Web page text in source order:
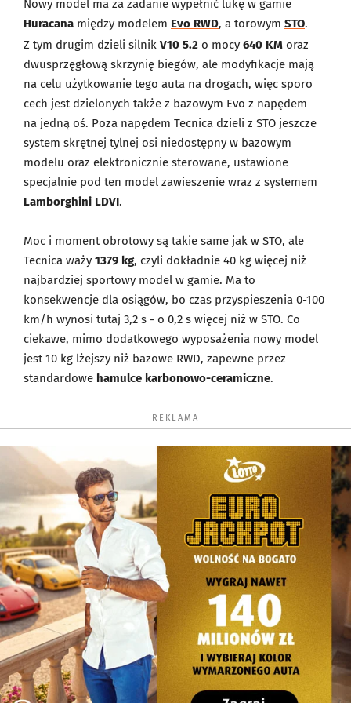
Nowy model ma za zadanie wypełnić lukę w gamie
Huracana między modelem Evo RWD, a torowym STO.
Z tym drugim dzieli silnik V10 5.2 o mocy 640 KM oraz
dwusprzęgłową skrzynię biegów, ale modyfikacje mają
na celu użytkowanie tego auta na drogach, więc sporo
cech jest dzielonych także z bazowym Evo z napędem
na jedną oś. Poza napędem Tecnica dzieli z STO jeszcze
system skrętnej tylnej osi niedostępny w bazowym
modelu oraz elektronicznie sterowane, ustawione
specjalnie pod ten model zawieszenie wraz z systemem
Lamborghini LDVI.
Moc i moment obrotowy są takie same jak w STO, ale
Tecnica waży 1379 kg, czyli dokładnie 40 kg więcej niż
najbardziej sportowy model w gamie. Ma to
konsekwencje dla osiągów, bo czas przyspieszenia 0-100
km/h wynosi tutaj 3,2 s - o 0,2 s więcej niż w STO. Co
ciekawe, mimo dodatkowego wyposażenia nowy model
jest 10 kg lżejszy niż bazowe RWD, zapewne przez
standardowe hamulce karbonowo-ceramiczne.
REKLAMA